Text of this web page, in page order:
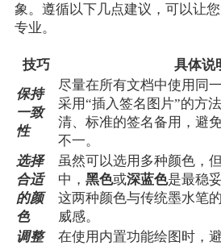
象。遵循以下几点建议，可以让
专业。
技巧
具体说
保持
一致
性
尽量在所有文档中使用同
采用“插入签名图片”的方
清、标准的签名备用，避
不一。
选择
合适
的颜
色
虽然可以选用多种颜色，
中， 黑色或深蓝色是最稳
这两种颜色与传统墨水笔
威感。
调整
在使用内置功能绘图时，